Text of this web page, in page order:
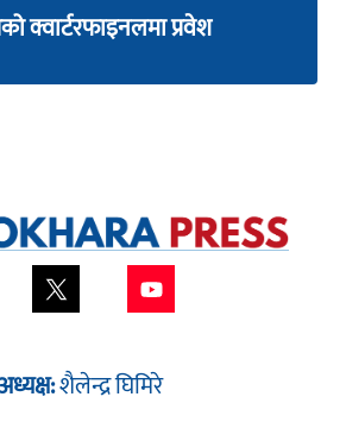
क्वार्टरफाइनलमा प्रवेश
शैलेन्द्र घिमिरे